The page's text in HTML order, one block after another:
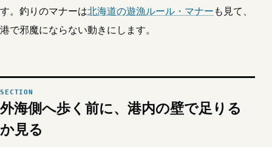
す。釣りのマナーは北海道の遊漁ルール・マナーも見て、
港で邪魔にならない動きにします。
外海側へ歩く前に、港内の壁で足りる
か見る